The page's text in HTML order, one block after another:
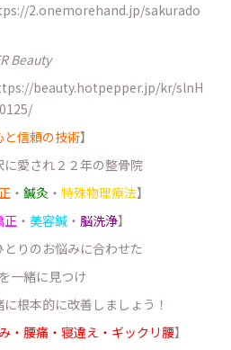
2.onemorehand.jp/sakurado
Beauty
beauty.hotpepper.jp/kr/slnH
と信頼の技術】
愛され２２年の整骨院
・ 鍼灸 ・ 特殊物理療法】
正 ・ 美容鍼 ・ 脳洗浄】
りのお悩みに合わせた
一緒に見つけ
根本的に改善しましょう！
・腰痛・寝違え・ギックリ腰】